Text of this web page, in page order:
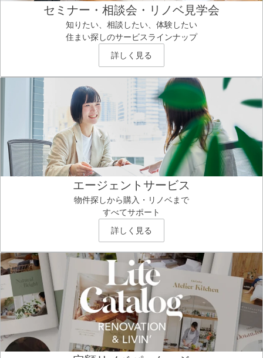
セミナー・相談会・リノベ見学会
知りたい、相談したい、体験したい
住まい探しのサービスラインナップ
詳しく見る
エージェントサービス
物件探しから購入・リノベまで
すべてサポート
詳しく見る